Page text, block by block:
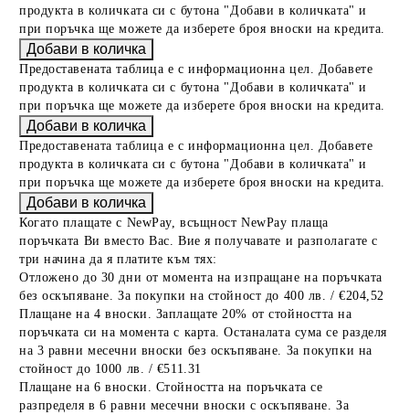
продукта в количката си с бутона "Добави в количката" и
при поръчка ще можете да изберете броя вноски на кредита.
Предоставената таблица е с информационна цел. Добавете
продукта в количката си с бутона "Добави в количката" и
при поръчка ще можете да изберете броя вноски на кредита.
Предоставената таблица е с информационна цел. Добавете
продукта в количката си с бутона "Добави в количката" и
при поръчка ще можете да изберете броя вноски на кредита.
Когато плащате с NewPay, всъщност NewPay плаща
поръчката Ви вместо Вас. Вие я получавате и разполагате с
три начина да я платите към тях:
Отложено до 30 дни от момента на изпращане на поръчката
без оскъпяване. За покупки на стойност до 400 лв. / €204,52
Плащане на 4 вноски. Заплащате 20% от стойността на
поръчката си на момента с карта. Останалата сума се разделя
на 3 равни месечни вноски без оскъпяване. За покупки на
стойност до 1000 лв. / €511.31
Плащане на 6 вноски. Стойността на поръчката се
разпределя в 6 равни месечни вноски с оскъпяване. За